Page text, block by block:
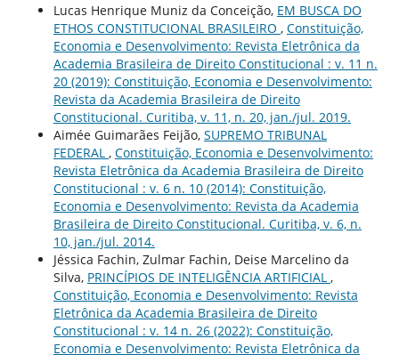
Lucas Henrique Muniz da Conceição, EM BUSCA DO
ETHOS CONSTITUCIONAL BRASILEIRO , Constituição,
Economia e Desenvolvimento: Revista Eletrônica da
Academia Brasileira de Direito Constitucional : v. 11 n.
20 (2019): Constituição, Economia e Desenvolvimento:
Revista da Academia Brasileira de Direito
Constitucional. Curitiba, v. 11, n. 20, jan./jul. 2019.
Aimée Guimarães Feijão, SUPREMO TRIBUNAL
FEDERAL , Constituição, Economia e Desenvolvimento:
Revista Eletrônica da Academia Brasileira de Direito
Constitucional : v. 6 n. 10 (2014): Constituição,
Economia e Desenvolvimento: Revista da Academia
Brasileira de Direito Constitucional. Curitiba, v. 6, n.
10, jan./jul. 2014.
Jéssica Fachin, Zulmar Fachin, Deise Marcelino da
Silva, PRINCÍPIOS DE INTELIGÊNCIA ARTIFICIAL ,
Constituição, Economia e Desenvolvimento: Revista
Eletrônica da Academia Brasileira de Direito
Constitucional : v. 14 n. 26 (2022): Constituição,
Economia e Desenvolvimento: Revista Eletrônica da